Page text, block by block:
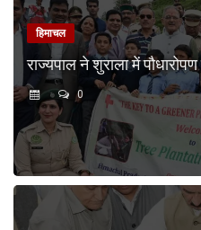
हिमाचल
राज्यपाल ने शुराला में
0